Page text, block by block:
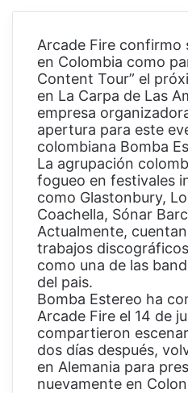
Arcade Fire
en Colombia como
Content Tour” el
en La Carpa de Las
empresa
apertura para este
colombiana Bomba
La agrupación
fogueo en festivales
como Glastonbury,
Coachella, Sónar
Actualmente,
trabajos
como una de las
del pais.
Bomba Estereo ha
Arcade Fire el 14 de
compartieron
dos días después,
en Alemania para
nuevamente en